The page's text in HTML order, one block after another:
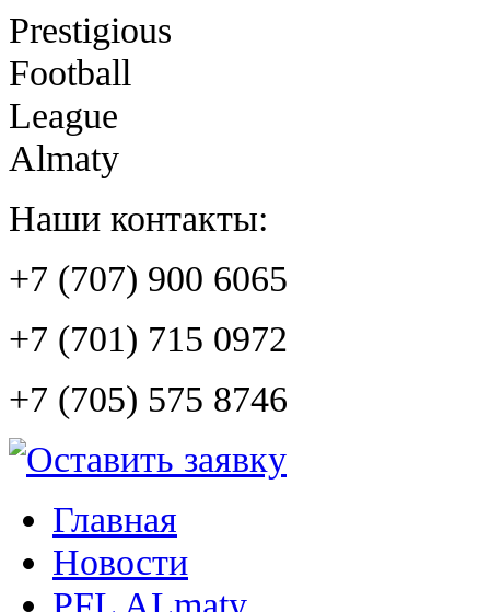
Prestigious
Football
League
Almaty
Наши контакты:
+7 (707) 900 6065
+7 (701) 715 0972
+7 (705) 575 8746
Главная
Новости